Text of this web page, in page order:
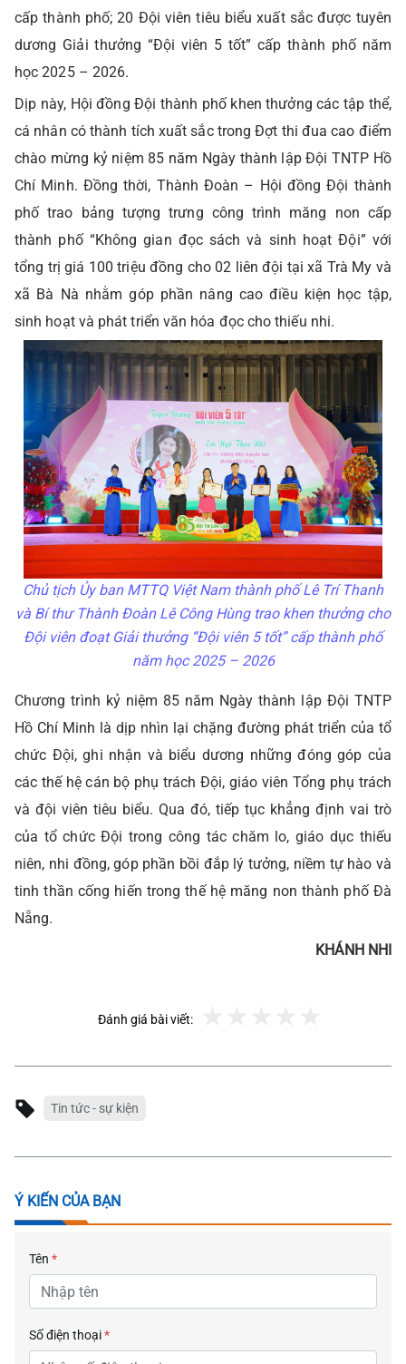
cấp thành phố; 20 Đội viên tiêu biểu xuất sắc được tuyên
dương Giải thưởng “Đội viên 5 tốt” cấp thành phố năm
học 2025 – 2026.
Dịp này, Hội đồng Đội thành phố khen thưởng các tập thể,
cá nhân có thành tích xuất sắc trong Đợt thi đua cao điểm
chào mừng kỷ niệm 85 năm Ngày thành lập Đội TNTP Hồ
Chí Minh. Đồng thời, Thành Đoàn – Hội đồng Đội thành
phố trao bảng tượng trưng công trình măng non cấp
thành phố “Không gian đọc sách và sinh hoạt Đội” với
tổng trị giá 100 triệu đồng cho 02 liên đội tại xã Trà My và
xã Bà Nà nhằm góp phần nâng cao điều kiện học tập,
sinh hoạt và phát triển văn hóa đọc cho thiếu nhi.
Chủ tịch Ủy ban MTTQ Việt Nam thành phố Lê Trí Thanh
và Bí thư Thành Đoàn Lê Công Hùng trao khen thưởng cho
Đội viên đoạt Giải thưởng “Đội viên 5 tốt” cấp thành phố
năm học 2025 – 2026
Chương trình kỷ niệm 85 năm Ngày thành lập Đội TNTP
Hồ Chí Minh là dịp nhìn lại chặng đường phát triển của tổ
chức Đội, ghi nhận và biểu dương những đóng góp của
các thế hệ cán bộ phụ trách Đội, giáo viên Tổng phụ trách
và đội viên tiêu biểu. Qua đó, tiếp tục khẳng định vai trò
của tổ chức Đội trong công tác chăm lo, giáo dục thiếu
niên, nhi đồng, góp phần bồi đắp lý tưởng, niềm tự hào và
tinh thần cống hiến trong thế hệ măng non thành phố Đà
Nẵng.
KHÁNH NHI
Đánh giá bài viết:
Tin tức - sự kiện
Ý KIẾN CỦA BẠN
Tên *
Số điện thoại*